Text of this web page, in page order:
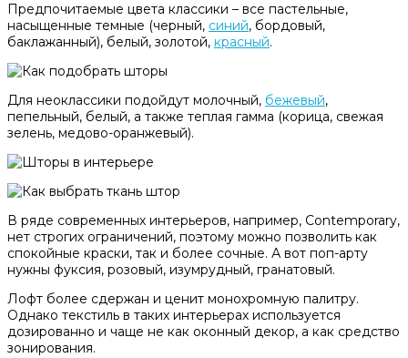
Предпочитаемые цвета классики – все пастельные,
насыщенные темные (черный, синий, бордовый,
баклажанный), белый, золотой, красный.
Для неоклассики подойдут молочный, бежевый,
пепельный, белый, а также теплая гамма (корица, свежая
зелень, медово-оранжевый).
В ряде современных интерьеров, например, Contemporary,
нет строгих ограничений, поэтому можно позволить как
спокойные краски, так и более сочные. А вот поп-арту
нужны фуксия, розовый, изумрудный, гранатовый.
Лофт более сдержан и ценит монохромную палитру.
Однако текстиль в таких интерьерах используется
дозированно и чаще не как оконный декор, а как средство
зонирования.